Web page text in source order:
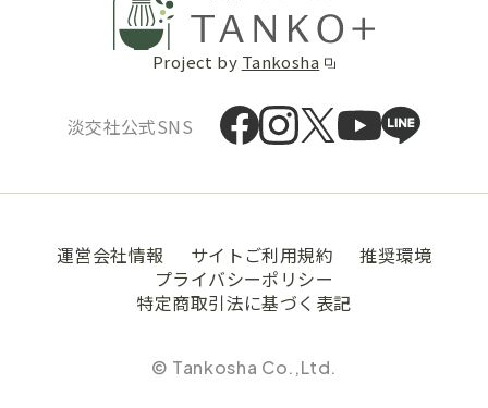
Project by Tankosha
淡交社公式SNS
運営会社情報 サイトご利用規約
推奨環境
プライバシーポリシー
特定商取引法に基づく表記
© Tankosha Co.,Ltd.